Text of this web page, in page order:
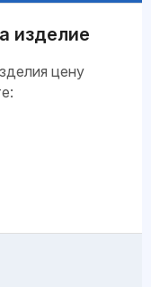
изделие
цену